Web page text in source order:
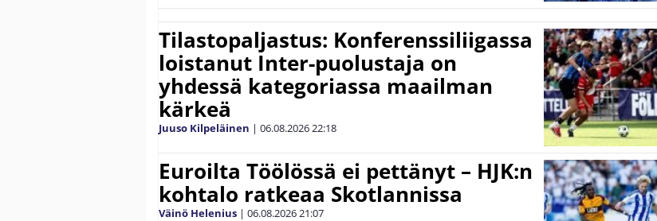
Tilastopaljastus: Konferenssiliigassa
loistanut Inter-puolustaja on
yhdessä kategoriassa maailman
kärkeä
Juuso Kilpeläinen | 06.08.202622:18
Euroilta Töölössä ei pettänyt – HJK:n
kohtalo ratkeaa Skotlannissa
Väinö Helenius | 06.08.202621:07